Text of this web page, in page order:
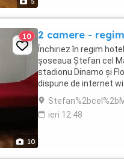
10
10 2 camere -
Închiriez în regim
șoseaua Ștefan cel
stadionu Dinamo și
dispune de internet
dublu, canapea
ieri 12:48